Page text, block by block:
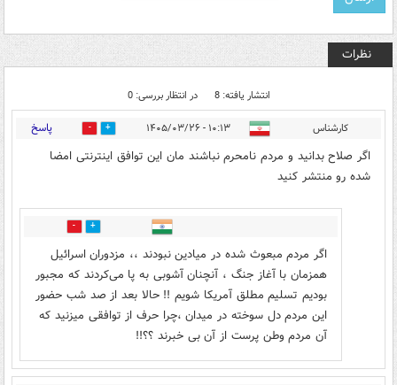
نظرات
انتشار یافته: 8 در انتظار بررسی: 0
کارشناس ۱۰:۱۳ - ۱۴۰۵/۰۳/۲۶ 8 پاسخ
اگر صلاح بدانید و مردم نامحرم نباشند مان این توافق اینترنتی امضا
شده رو منتشر کنید
0
اگر مردم مبعوث شده در میادین نبودند ،، مزدوران اسرائیل
همزمان با آغاز جنگ ، آنچنان آشوبی به پا می‌کردند که مجبور
بودیم تسلیم مطلق آمریکا شویم !! حالا بعد از صد شب حضور
این مردم دل سوخته در میدان ،چرا حرف از توافقی میزنید که
آن مردم وطن پرست از آن بی خبرند ؟؟!!